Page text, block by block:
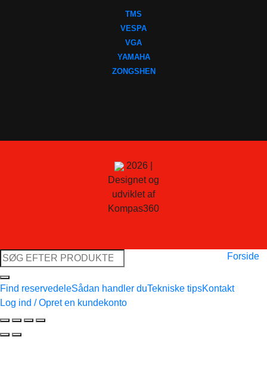
TMS
VESPA
VGA
YAMAHA
ZONGSHEN
2026 |
Designet og
udviklet af
Kompas360
Søg
efter:
Forside
Find reservedeleSådan handler duTekniske tipsKontakt
Log ind / Opret en kundekonto